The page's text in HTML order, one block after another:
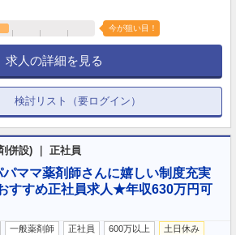
今が狙い目！
求人の詳細を見る
検討リスト（要ログイン）
併設) ｜ 正社員
ママ薬剤師さんに嬉しい制度充実
すすめ正社員求人★年収630万円可
一般薬剤師 正社員 600万以上
土日休み